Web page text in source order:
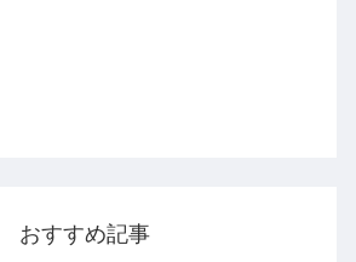
おすすめ記事